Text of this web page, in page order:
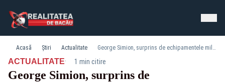
Acasă Știri Actualitate George Simion, surprins de echipamentele militare fabricate în România: „Aici ar trebui să meargă banii, nu spre Rheinmetall”-VIDEO
ACTUALITATE· 1 min citire
George Simion, surprins de